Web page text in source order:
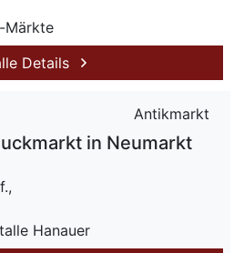
Märkte
Details
Antikmarkt
in Neumarkt
Hanauer